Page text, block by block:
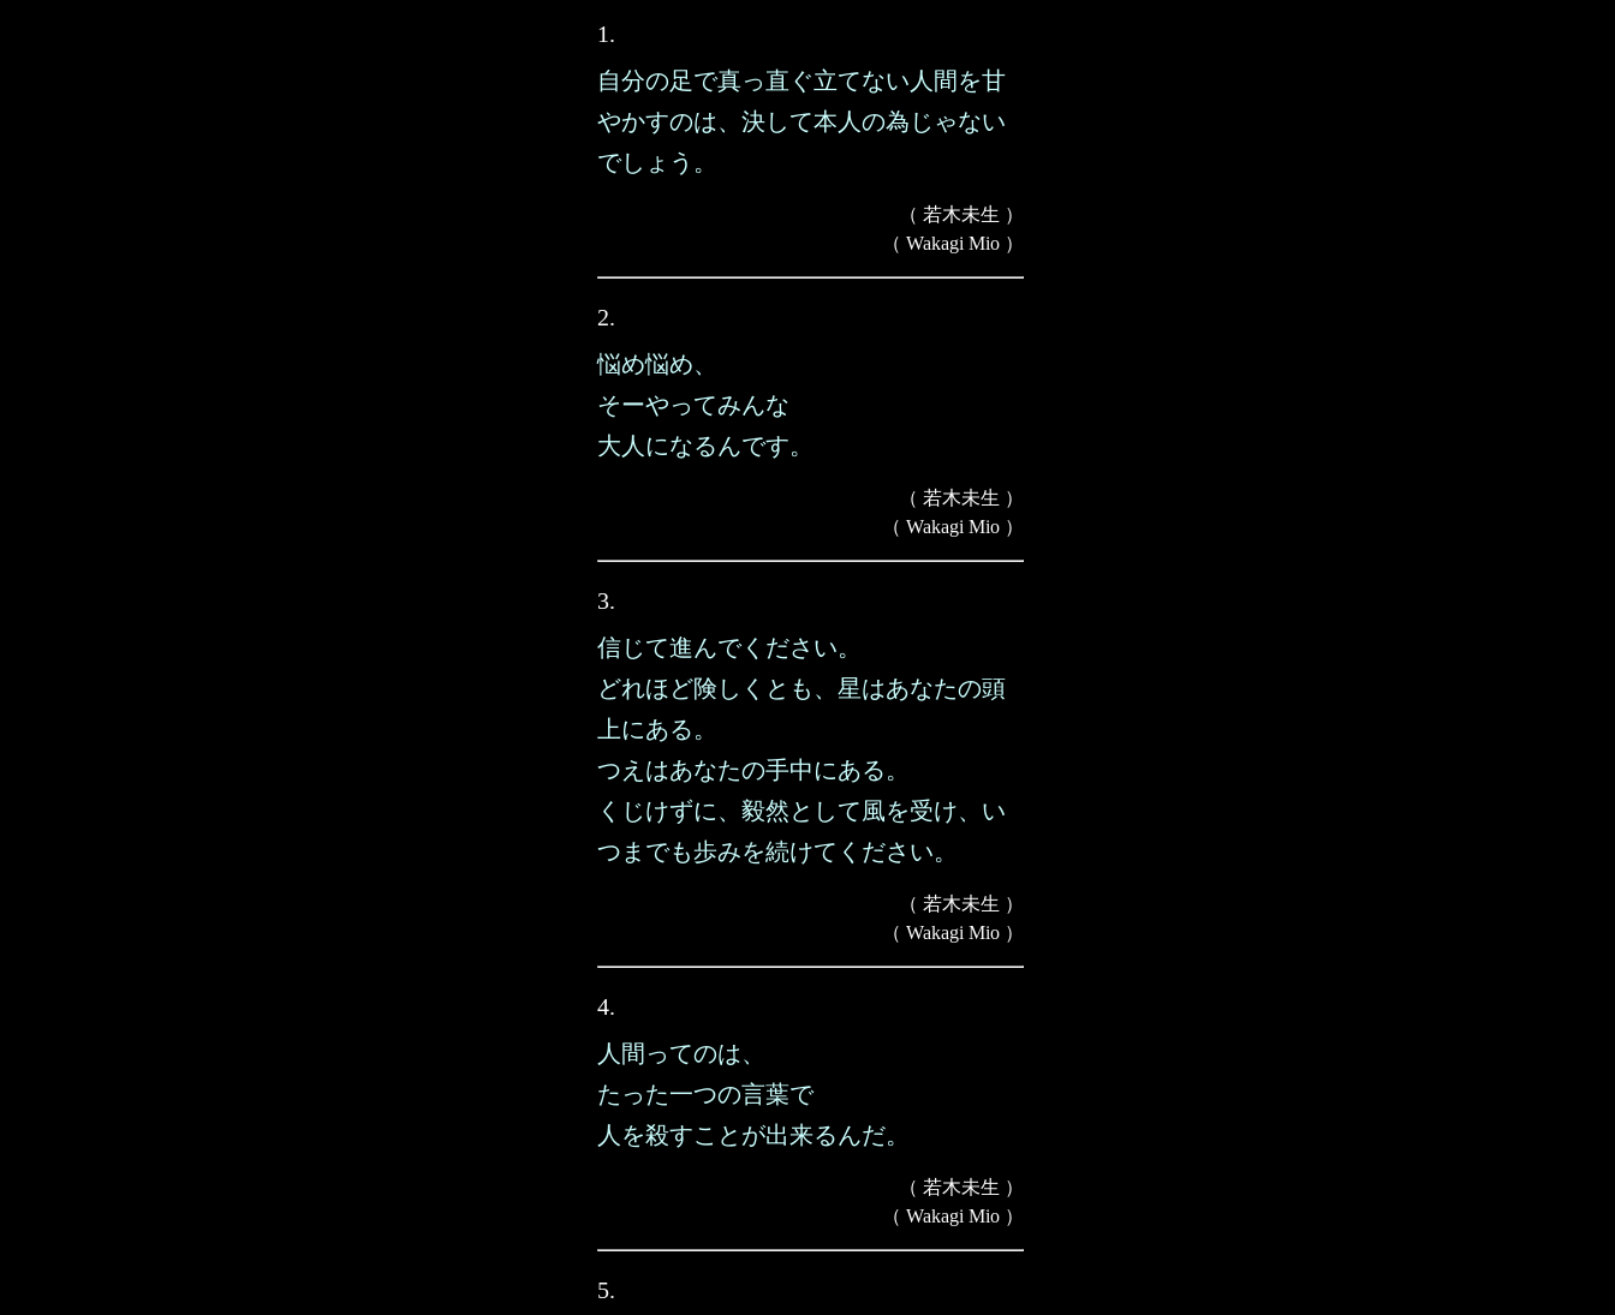
1.
自分の足で真っ直ぐ立てない人間を甘
やかすのは、決して本人の為じゃない
でしょう。
（ 若木未生 ）
（ Wakagi Mio ）
2.
悩め悩め、
そーやってみんな
大人になるんです。
（ 若木未生 ）
（ Wakagi Mio ）
3.
信じて進んでください。
どれほど険しくとも、星はあなたの頭
上にある。
つえはあなたの手中にある。
くじけずに、毅然として風を受け、い
つまでも歩みを続けてください。
（ 若木未生 ）
（ Wakagi Mio ）
4.
人間ってのは、
たった一つの言葉で
人を殺すことが出来るんだ。
（ 若木未生 ）
（ Wakagi Mio ）
5.